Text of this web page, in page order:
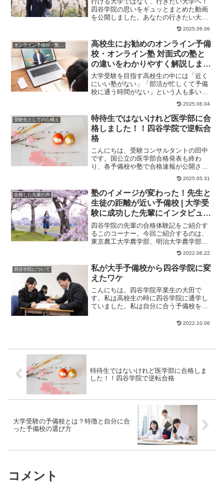
四谷学院の思いをギュッとまとめた動画
を公開しました。あなたの行きたい大学
2025.06.06
高校生にお勧めのオンライン予備
校・オンライン塾 対面式の塾と
の違いをわかりやすく解説しま
す。四谷学院オンライン校のQ＆
Aもご紹介！
大学受験を目指す高校生の中には「近く
にいい塾がない」「部活が忙しくて予備
校に通う時間がない」という人も多いこ
とでしょう。そんな人におすすめなのが
2025.06.04
受験生としての心構え
特待生ではないけれど医学部に合
格しました！！四谷学院で逆転合
格
こんにちは、受験コンサルタントの田中
です。国公立の医学部合格発表も終わ
り、各予備校や塾で合格速報が公開され
ました。そんな中、「四谷学院から医学
2025.05.31
合格した先輩の声
塾のイメージが変わった！先生と
生徒の距離が近い予備校 | 大学受
験に成功した先輩にインタビュー
【大学受験予備校四谷学院】
四谷学院の先輩の合格体験記をご紹介す
るこのコーナー。今回ご紹介するのは、
東京農工大学農学部、明治大学農学部に
合格したさんのストーリーです。初めて
2022.06.22
四谷学院について
私が大手予備校から四谷学院に変
えたワケ
こんにちは。四谷学院卒業生の大田で
す。私は高校生の時に四谷学院に通学し
ていました。私は自分に合う予備校を見
2022.10.06
特待生ではないけれど医学部に合格しま
した！！四谷学院で逆転合格
大学受験の予備校とは？特徴と自分に合
った予備校の選び方
コメント